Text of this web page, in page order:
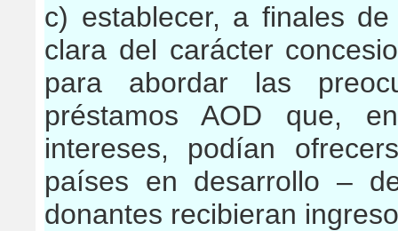
c) establecer, a finales
clara del carácter
para abordar las
préstamos AOD que,
intereses, podían
países en desarrollo –
donantes recibieran